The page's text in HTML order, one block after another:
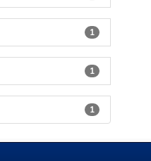
1
1
1